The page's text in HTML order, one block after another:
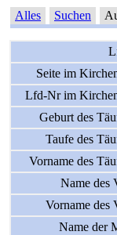
Alles Suchen
Seite im
Lfd-Nr im
Geburt des
Taufe des
Vorname des
Name des
Vorname des
Name der